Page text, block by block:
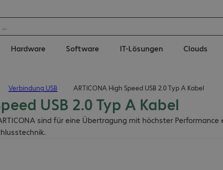
Hardware Software IT-Lösungen Clouds
Verbindung USB ARTICONA High Speed USB 2.0 Typ A Kabel
USB 2.0 Typ A Kabel
sind für eine Übertragung mit höchster